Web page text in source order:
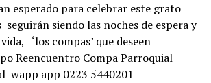
esperado para celebrar este grato
siendo las noches de espera y
‘los compas’ que deseen
Reencuentro Compa Parroquial
wapp app 0223 5440201